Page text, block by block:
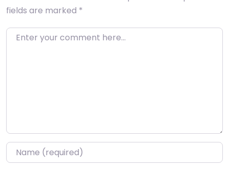
fields are marked *
Enter your comment here…
Name*